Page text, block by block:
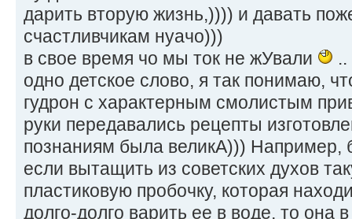
дарить вторую жизнь,)))) и давать
счастливчикам нуачо)))
в свое время чо мы ток не жУвали
одно детское слово, я так понимаю,
гудрон с характерным смолистым
руки передавались рецепты
познаниям была великА))) Например,
если вытащить из советских духов
пластиковую пробочку, которая
долго-долго варить ее в воде, то она